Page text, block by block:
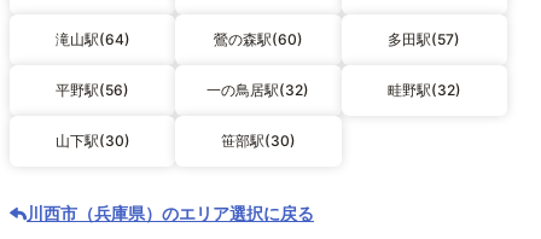
滝山駅(64) 鶯の森駅(60) 多田駅(57)
平野駅(56) 一の鳥居駅(32) 畦野駅(32)
山下駅(30) 笹部駅(30)
川西市（兵庫県）のエリア選択に戻る